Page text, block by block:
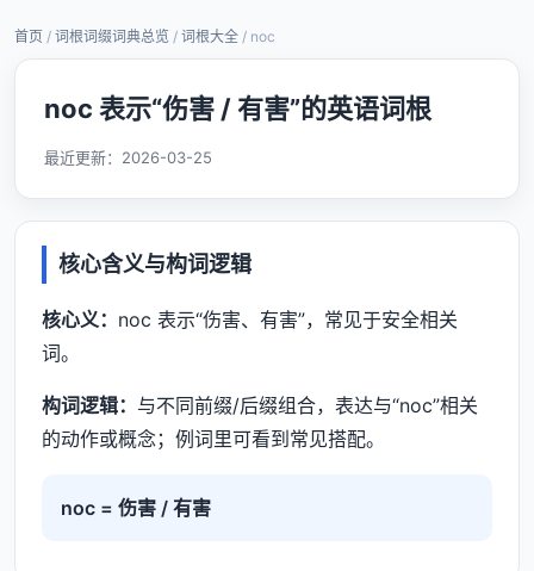
首页 / 词根词缀词典总览 / 词根大全 / noc
noc 表示“伤害 / 有害”的英语词根
最近更新： 2026-03-25
核心含义与构词逻辑
核心义： noc 表示“伤害、有害”，常见于安全相关
词。
构词逻辑： 与不同前缀/后缀组合，表达与“noc”相关
的动作或概念；例词里可看到常见搭配。
noc = 伤害 / 有害